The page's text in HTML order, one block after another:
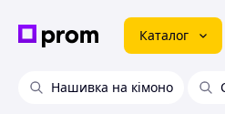
Каталог
Нашивка на кімоно